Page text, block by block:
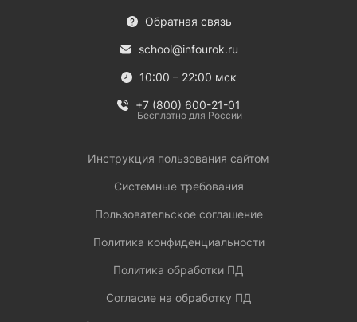
Обратная связь
school@infourok.ru
10:00 – 22:00 мск
+7 (800) 600-21-01
Бесплатно для России
Инструкция пользования сайтом
Системные требования
Пользовательское соглашение
Политика конфиденциальности
Политика обработки ПД
Согласие на обработку ПД